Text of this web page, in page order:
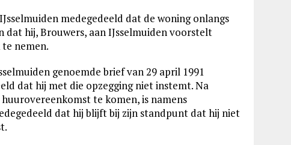
medegedeeld dat de woning onlangs
dat hij, Brouwers, aan IJsselmuiden voorstelt
nemen.
genoemde brief van 29 april 1991
dat hij met die opzegging niet instemt. Na
te komen, is namens
dat hij blijft bij zijn standpunt dat hij niet